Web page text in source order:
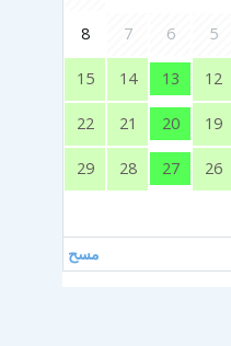
5
6
7
8
12
13
14
15
19
20
21
22
26
27
28
29
مسح